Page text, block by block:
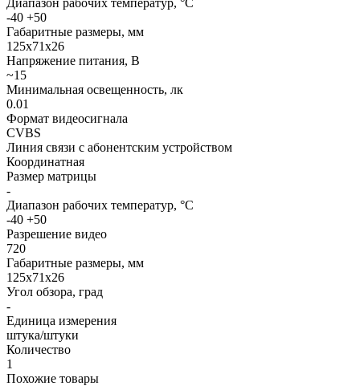
-40 +50
Габаритные размеры, мм
125х71х26
Напряжение питания, В
~15
Минимальная освещенность, лк
0.01
Формат видеосигнала
CVBS
Линия связи с абонентским устройством
Координатная
Размер матрицы
-
Диапазон рабочих температур, °С
-40 +50
Разрешение видео
720
Габаритные размеры, мм
125х71х26
Угол обзора, град
-
Единица измерения
штука/штуки
Количество
1
Похожие товары